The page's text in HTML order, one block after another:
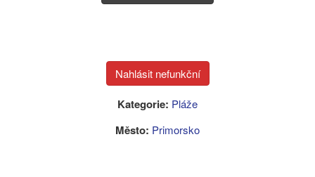
Kategorie: Pláže
Město: Primorsko